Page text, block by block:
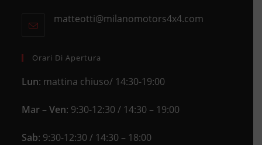
your
matteotti@milanomotors4x4.comOpens
Orari Di Apertura
Lun: mattina chiuso/ 14:30-19:00
Mar – Ven: 9:30-12:30 / 14:30 – 19:00
Sab: 9:30-12:30 / 14:30 – 18:00